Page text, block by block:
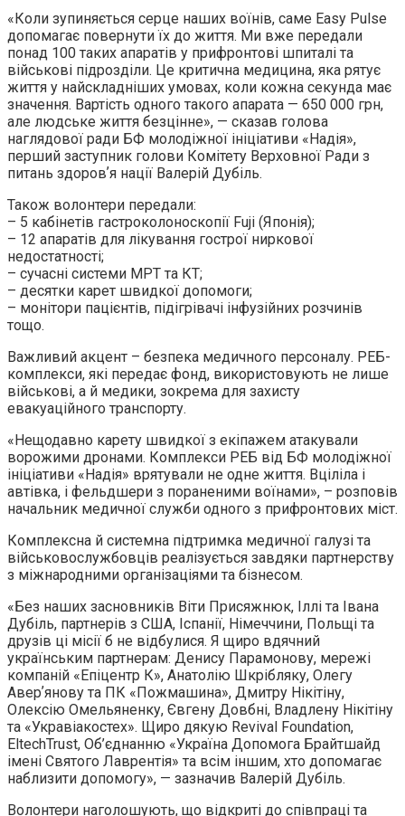
«Коли зупиняється серце наших воїнів, саме Easy Pulse
допомагає повернути їх до життя. Ми вже передали
понад 100 таких апаратів у прифронтові шпиталі та
військові підрозділи. Це критична медицина, яка рятує
життя у найскладніших умовах, коли кожна секунда має
значення. Вартість одного такого апарата — 650 000 грн,
але людське життя безцінне», — сказав голова
наглядової ради БФ молодіжної ініціативи «Надія»,
перший заступник голови Комітету Верховної Ради з
питань здоровʼя нації Валерій Дубіль.
Також волонтери передали:
– 5 кабінетів гастроколоноскопії Fuji (Японія);
– 12 апаратів для лікування гострої ниркової
недостатності;
– сучасні системи МРТ та КТ;
– десятки карет швидкої допомоги;
– монітори пацієнтів, підігрівачі інфузійних розчинів
тощо.
Важливий акцент – безпека медичного персоналу. РЕБ-
комплекси, які передає фонд, використовують не лише
військові, а й медики, зокрема для захисту
евакуаційного транспорту.
«Нещодавно карету швидкої з екіпажем атакували
ворожими дронами. Комплекси РЕБ від БФ молодіжної
ініціативи «Надія» врятували не одне життя. Вціліла і
автівка, і фельдшери з пораненими воїнами», – розповів
начальник медичної служби одного з прифронтових міст.
Комплексна й системна підтримка медичної галузі та
військовослужбовців реалізується завдяки партнерству
з міжнародними організаціями та бізнесом.
«Без наших засновників Віти Присяжнюк, Іллі та Івана
Дубіль, партнерів з США, Іспанії, Німеччини, Польщі та
друзів ці місії б не відбулися. Я щиро вдячний
українським партнерам: Денису Парамонову, мережі
компаній «Епіцентр К», Анатолію Шкрібляку, Олегу
Аверʼянову та ПК «Пожмашина», Дмитру Нікітіну,
Олексію Омельяненку, Євгену Довбні, Владлену Нікітіну
та «Укравіакостех». Щиро дякую Revival Foundation,
EltechTrust, Об’єднанню «Україна Допомога Брайтшайд
імені Cвятого Лаврентія» та всім іншим, хто допомагає
наблизити допомогу», — зазначив Валерій Дубіль.
Волонтери наголошують, що відкриті до співпраці та